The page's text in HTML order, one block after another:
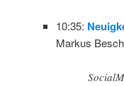
10:35:
Markus